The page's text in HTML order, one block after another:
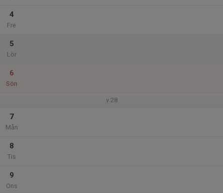
4
Fre
5
Lör
6
Sön
v.28
7
Mån
8
Tis
9
Ons